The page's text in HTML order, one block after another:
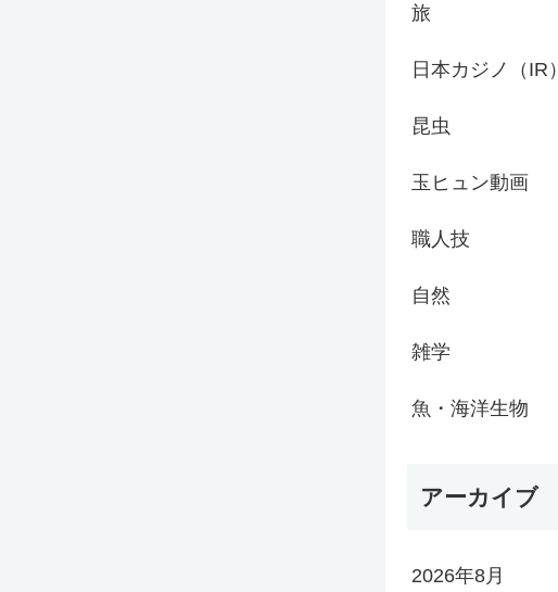
旅
日本カジノ（IR）
昆虫
玉ヒュン動画
職人技
自然
雑学
魚・海洋生物
アーカイブ
2026年8月